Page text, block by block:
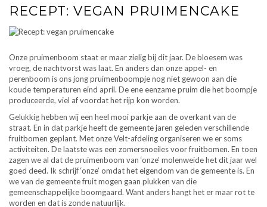
RECEPT: VEGAN PRUIMENCAKE
Onze pruimenboom staat er maar zielig bij dit jaar. De bloesem was
vroeg, de nachtvorst was laat. En anders dan onze appel- en
perenboom is ons jong pruimenboompje nog niet gewoon aan die
koude temperaturen eind april. De ene eenzame pruim die het boompje
produceerde, viel af voordat het rijp kon worden.
Gelukkig hebben wij een heel mooi parkje aan de overkant van de
straat. En in dat parkje heeft de gemeente jaren geleden verschillende
fruitbomen geplant. Met onze Velt-afdeling organiseren we er soms
activiteiten. De laatste was een zomersnoeiles voor fruitbomen. En toen
zagen we al dat de pruimenboom van ‘onze’ molenweide het dit jaar wel
goed deed. Ik schrijf ‘onze’ omdat het eigendom van de gemeente is. En
we van de gemeente fruit mogen gaan plukken van die
gemeenschappelijke boomgaard. Want anders hangt het er maar rot te
worden en dat is zonde natuurlijk.